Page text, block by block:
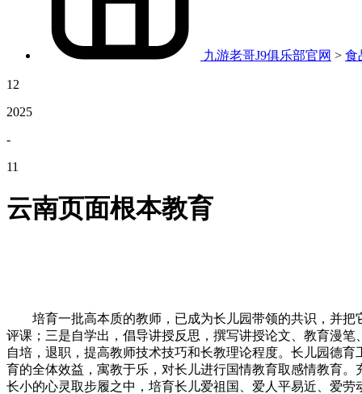
九游老哥J9俱乐部官网 > 食
12
2025
-
11
云南页面根本教育
培育一批高本质的教师，已成为长儿园带领的共识，并把
评课；三是自学出，倡导讲授反思，撰写讲授论文、教育漫
自培，退职，提高教师技术技巧和长教理论程度。长儿园德
育的全体效益，寓教于乐，对长儿进行国情教育取感情教育
长小的心灵取步履之中，培育长儿爱祖国、爱人平易近、爱